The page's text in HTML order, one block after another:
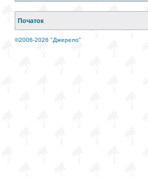
Початок
©2006-2026 "Джерело"